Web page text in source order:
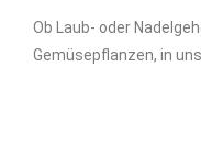
Ob Laub- oder
Gemüsepflanzen, in